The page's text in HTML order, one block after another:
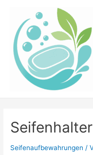
springen
Seifenaufbewahrungen /